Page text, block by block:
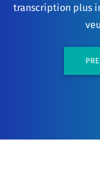
transcription plus